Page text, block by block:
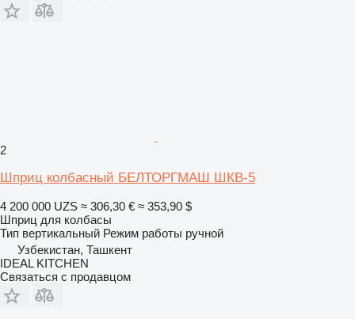
2
Шприц колбасный БЕЛТОРГМАШ ШКВ-5
4 200 000 UZS ≈ 306,30 € ≈ 353,90 $
Шприц для колбасы
Тип вертикальный Режим работы ручной
Узбекистан, Ташкент
IDEAL KITCHEN
Связаться с продавцом